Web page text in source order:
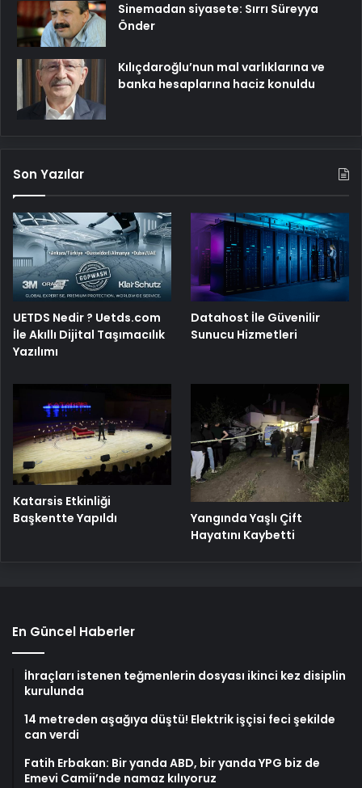
Sinemadan siyasete: Sırrı Süreyya
Önder
Kılıçdaroğlu’nun mal varlıklarına ve
banka hesaplarına haciz konuldu
Son Yazılar
UETDS Nedir ? Uetds.com
İle Akıllı Dijital Taşımacılık
Yazılımı
Datahost İle Güvenilir
Sunucu Hizmetleri
Katarsis Etkinliği
Başkentte Yapıldı
Yangında Yaşlı Çift
Hayatını Kaybetti
En Güncel Haberler
İhraçları istenen teğmenlerin dosyası ikinci kez disiplin
kurulunda
14 metreden aşağıya düştü! Elektrik işçisi feci şekilde
can verdi
Fatih Erbakan: Bir yanda ABD, bir yanda YPG biz de
Emevi Camii’nde namaz kılıyoruz